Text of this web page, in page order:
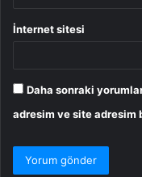
İnternet sitesi
Daha sonraki
adresim ve site adresim